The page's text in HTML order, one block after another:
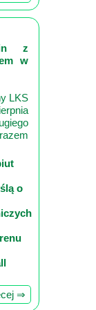
z
w
LKS
o
⇒